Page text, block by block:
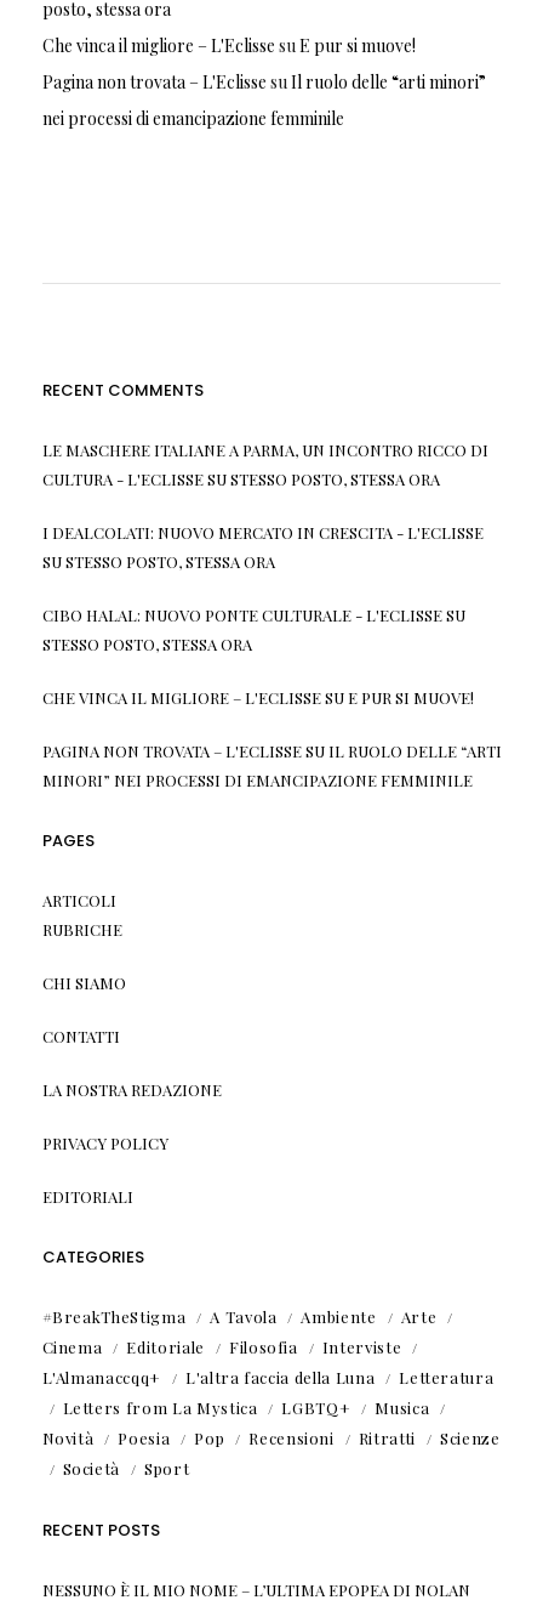
posto, stessa ora
Che vinca il migliore – L'Eclisse su E pur si muove!
Pagina non trovata – L'Eclisse su Il ruolo delle “arti minori”
nei processi di emancipazione femminile
RECENT COMMENTS
LE MASCHERE ITALIANE A PARMA, UN INCONTRO RICCO DI
CULTURA - L'ECLISSESUSTESSO POSTO, STESSA ORA
I DEALCOLATI: NUOVO MERCATO IN CRESCITA - L'ECLISSE
SUSTESSO POSTO, STESSA ORA
CIBO HALAL: NUOVO PONTE CULTURALE - L'ECLISSESU
STESSO POSTO, STESSA ORA
CHE VINCA IL MIGLIORE – L'ECLISSESU E PUR SI MUOVE!
PAGINA NON TROVATA – L'ECLISSESU IL RUOLO DELLE “ARTI
MINORI” NEI PROCESSI DI EMANCIPAZIONE FEMMINILE
PAGES
ARTICOLI
RUBRICHE
CHI SIAMO
CONTATTI
LA NOSTRA REDAZIONE
PRIVACY POLICY
EDITORIALI
CATEGORIES
#BreakTheStigma A Tavola Ambiente
Arte
Cinema
Editoriale Filosofia
Interviste
L'Almanaccqq+
L'altra faccia della Luna
Letteratura
Letters from La Mystica
LGBTQ+
Musica
Novità
Poesia Pop Recensioni Ritratti
Scienze
Società
Sport
RECENT POSTS
NESSUNO È IL MIO NOME – L’ULTIMA EPOPEA DI NOLAN